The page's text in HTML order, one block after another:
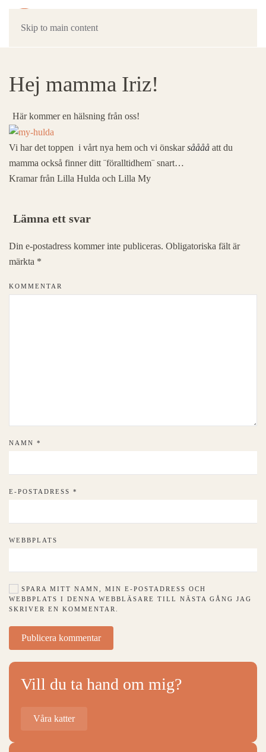
Skip to main content
Hej mamma Iriz!
Här kommer en hälsning från oss!
Vi har det toppen i vårt nya hem och vi önskarsåååå att du
mamma också finner ditt ¨föralltidhem¨ snart…
Kramar från Lilla Hulda och Lilla My
Lämna ett svar
Din e-postadress kommer inte publiceras. Obligatoriska fält är
märkta *
KOMMENTAR
NAMN *
E-POSTADRESS *
WEBBPLATS
SPARA MITT NAMN, MIN E-POSTADRESS OCH
WEBBPLATS I DENNA WEBBLÄSARE TILL NÄSTA GÅNG JAG
SKRIVER EN KOMMENTAR.
Publicera kommentar
Vill du ta hand om mig?
Våra katter